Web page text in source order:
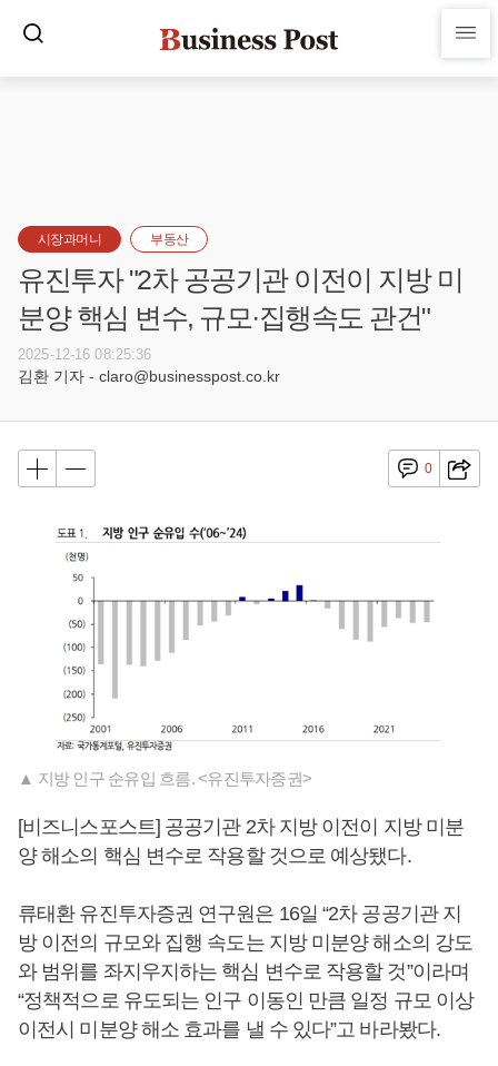
시장과머니 부동산
유진투자 "2차 공공기관 이전이 지방 미
분양 핵심 변수, 규모·집행속도 관건"
2025-12-16 08:25:36
김환 기자 - claro@businesspost.co.kr
0
▲ 지방 인구 순유입 흐름. <유진투자증권>
[비즈니스포스트] 공공기관 2차 지방 이전이 지방 미분
양 해소의 핵심 변수로 작용할 것으로 예상됐다.
류태환 유진투자증권 연구원은 16일 “2차 공공기관 지
방 이전의 규모와 집행 속도는 지방 미분양 해소의 강도
와 범위를 좌지우지하는 핵심 변수로 작용할 것”이라며
“정책적으로 유도되는 인구 이동인 만큼 일정 규모 이상
이전시 미분양 해소 효과를 낼 수 있다”고 바라봤다.